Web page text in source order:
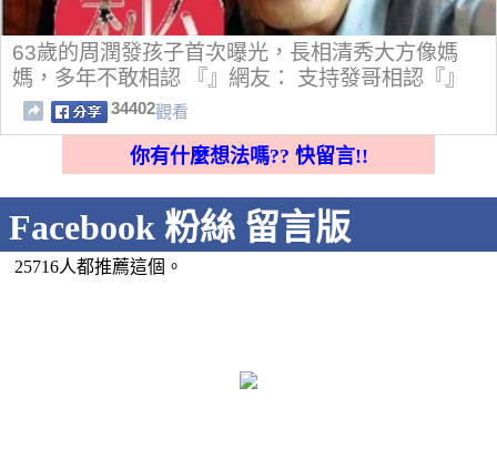
63歲的周潤發孩子首次曝光，長相清秀大方像媽
媽，多年不敢相認 『』網友： 支持發哥相認『』
34402觀看
你有什麼想法嗎?? 快留言!!
Facebook 粉絲 留言版
25716人都推薦這個。